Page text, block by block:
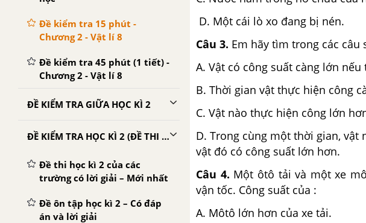
Đề kiểm tra 15 phút -
Chương 2 - Vật lí 8
Đề kiểm tra 45 phút (1 tiết) -
Chương 2 - Vật lí 8
ĐỀ KIỂM TRA GIỮA HỌC KÌ 2
ĐỀ KIỂM TRA HỌC KÌ 2 (ĐỀ THI HỌC KÌ 2) - VẬT LÍ 8
Đề thi học kì 2 của các
trường có lời giải – Mới nhất
Đề ôn tập học kì 2 – Có đáp
án và lời giải
D. Một cái lò xo đang bị nén.
Câu 3. Em hãy tìm trong các câu
A. Vật có công suất càng lớn
B. Thời gian vật thực hiện công
C. Vật nào thực hiện công lớn
D. Trong cùng một thời gian,
vật đó có công suất lớn hơn.
Câu 4. Một ôtô tải và một xe
vận tốc. Công suất của :
A. Môtô lớn hơn của xe tải.